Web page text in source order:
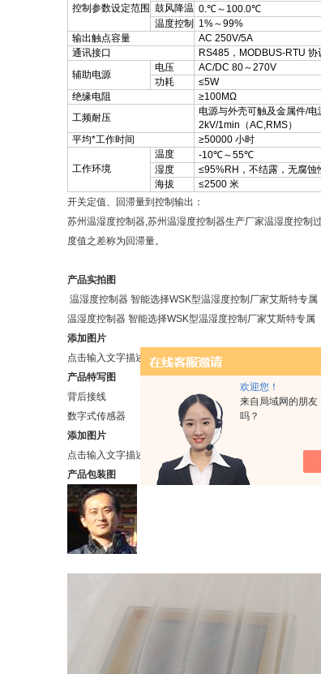
欢迎您！
来自局域网的朋友
吗？
控制参数设定范围 鼓风降温 0.℃～100.0℃
温度控制
1%～99%
输出触点容量
AC 250V/5A
通讯接口
RS485，MODBUS-RTU 协
辅助电源
电压
AC/DC 80～270V
功耗
≤5W
绝缘电阻
≥100MΩ
工频耐压
电源与外壳可触及金属件/电
2kV/1min（AC,RMS）
平均*工作时间
≥50000 小时
工作环境
温度
-10℃～55℃
湿度
≤95%RH，不结露，无腐蚀
海拔
≤2500 米
开关定值、回滞量到控制输出：
苏州温湿度控制器,苏州温湿度控制器生产厂家温湿度控制
度值之差称为回滞量。
产品实拍图
温湿度控制器 智能选择WSK型温湿度控制厂家艾斯特专属
温湿度控制器 智能选择WSK型温湿度控制厂家艾斯特专属
添加图片
点击输入文字描述
产品特写图
背后接线
数字式传感器
添加图片
点击输入文字描述
产品包装图